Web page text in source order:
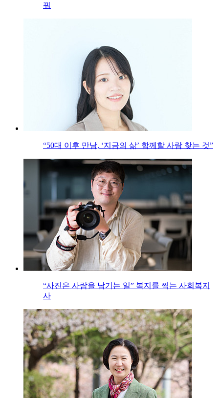
꿔
“50대 이후 만남, ‘지금의 삶’ 함께할 사람 찾는 것”
“사진은 사람을 남기는 일” 복지를 찍는 사회복지
사